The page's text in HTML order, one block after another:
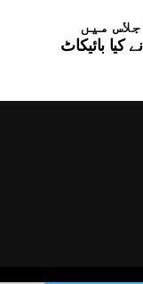
میں